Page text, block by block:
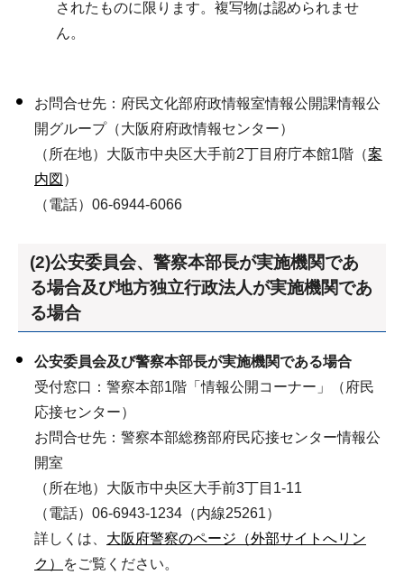
されたものに限ります。複写物は認められませ
ん。
お問合せ先：府民文化部府政情報室情報公開課情報公
開グループ（大阪府府政情報センター）
（所在地）大阪市中央区大手前2丁目府庁本館1階（案
内図 ）
（電話）06-6944-6066
(2)公安委員会、警察本部長が実施機関であ
る場合及び地方独立行政法人が実施機関であ
る場合
公安委員会及び警察本部長が実施機関である場合
受付窓口：警察本部1階「情報公開コーナー」（府民
応接センター）
お問合せ先：警察本部総務部府民応接センター情報公
開室
（所在地）大阪市中央区大手前3丁目1-11
（電話）06-6943-1234（内線25261）
詳しくは、 大阪府警察のページ（外部サイトへリン
ク）
をご覧ください。